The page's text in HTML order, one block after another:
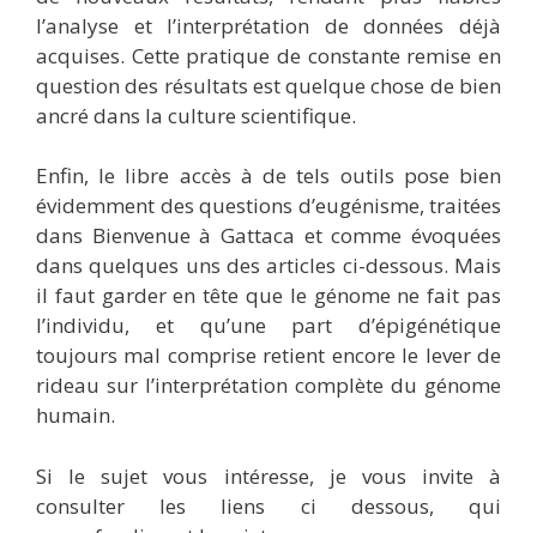
l’analyse et l’interprétation de données déjà
acquises. Cette pratique de constante remise en
question des résultats est quelque chose de bien
ancré dans la culture scientifique.
Enfin, le libre accès à de tels outils pose bien
évidemment des questions d’eugénisme, traitées
dans Bienvenue à Gattaca et comme évoquées
dans quelques uns des articles ci-dessous. Mais
il faut garder en tête que le génome ne fait pas
l’individu, et qu’une part d’épigénétique
toujours mal comprise retient encore le lever de
rideau sur l’interprétation complète du génome
humain.
Si le sujet vous intéresse, je vous invite à
consulter les liens ci dessous, qui